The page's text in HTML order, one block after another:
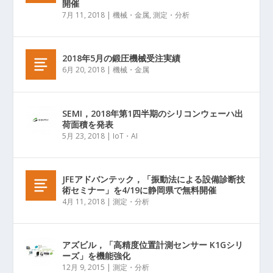
開催
7月 11, 2018 |機械・金属,測定・分析
2018年5月の鍛圧機械受注実績
6月 20, 2018 |機械・金属
SEMI，2018年第1四半期のシリコンウェーハ出
荷面積を発表
5月 23, 2018 | IoT・AI
JFEアドバンテック，「振動法による設備診断技
術セミナー」を4/19に静岡県で無料開催
4月 11, 2018 |測定・分析
アズビル，「高精度位置計測センサー K1Gシリ
ーズ」を機能強化
12月 9, 2015 |測定・分析